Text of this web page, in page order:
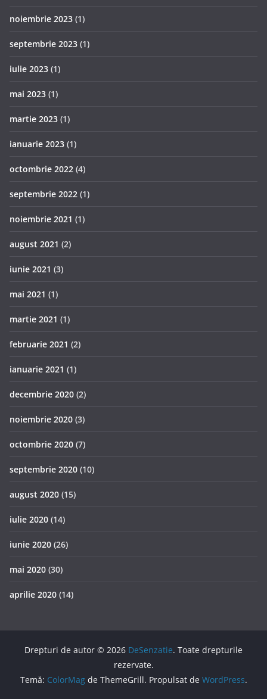
noiembrie 2023 (1)
septembrie 2023 (1)
iulie 2023 (1)
mai 2023 (1)
martie 2023 (1)
ianuarie 2023 (1)
octombrie 2022 (4)
septembrie 2022 (1)
noiembrie 2021 (1)
august 2021 (2)
iunie 2021 (3)
mai 2021 (1)
martie 2021 (1)
februarie 2021 (2)
ianuarie 2021 (1)
decembrie 2020 (2)
noiembrie 2020 (3)
octombrie 2020 (7)
septembrie 2020 (10)
august 2020 (15)
iulie 2020 (14)
iunie 2020 (26)
mai 2020 (30)
aprilie 2020 (14)
Drepturi de autor © 2026 DeSenzatie. Toate drepturile
rezervate.
Temă: ColorMagde ThemeGrill. Propulsat de WordPress.